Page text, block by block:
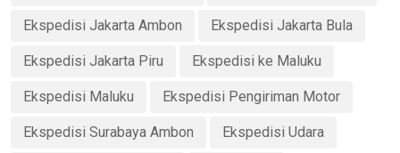
Ekspedisi Jakarta Ambon Ekspedisi Jakarta Bula
Ekspedisi Jakarta Piru Ekspedisi ke Maluku
Ekspedisi Maluku Ekspedisi Pengiriman Motor
Ekspedisi Surabaya Ambon Ekspedisi Udara